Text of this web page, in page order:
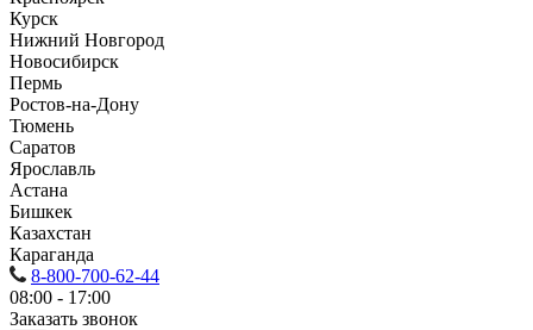
Курск
Нижний Новгород
Новосибирск
Пермь
Ростов-на-Дону
Тюмень
Саратов
Ярославль
Астана
Бишкек
Казахстан
Караганда
8-800-700-62-44
08:00 - 17:00
Заказать звонок